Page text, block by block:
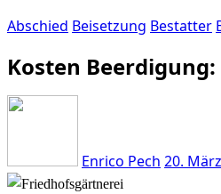
Abschied Beisetzung Bestatter
Kosten
Enrico Pech 20.